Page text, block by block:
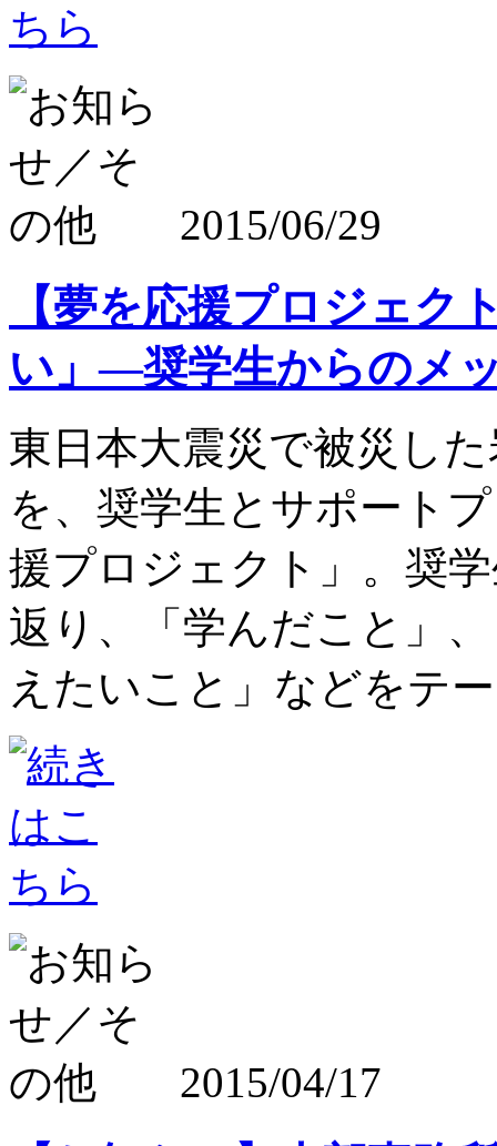
2015/06/29
【夢を応援プロジェク
い」―奨学生からのメ
東日本大震災で被災し
を、奨学生とサポート
援プロジェクト」。奨
返り、「学んだこと」
えたいこと」などをテ
2015/04/17